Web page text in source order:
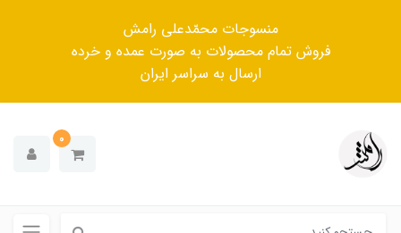
منسوجات محمّدعلی رامش
فروش تمام محصولات به صورت عمده و خرده
ارسال به سراسر ایران
0